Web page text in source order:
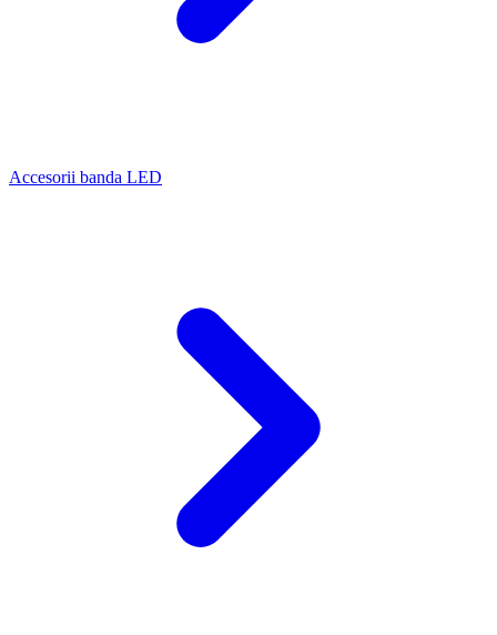
Accesorii banda LED